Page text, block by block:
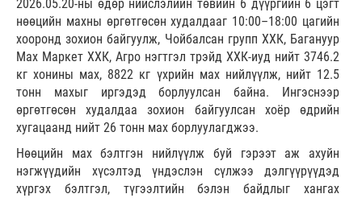
2026.05.20-ны өдөр нийслэлийн төвийн 6 дүүргийн 6 цэгт
нөөцийн махны өргөтгөсөн худалдааг 10:00–18:00 цагийн
хооронд зохион байгуулж, Чойбалсан групп ХХК, Багануур
Мах Маркет ХХК, Агро нэгтгэл трэйд ХХК-иуд нийт 3746.2
кг хонины мах, 8822 кг үхрийн мах нийлүүлж, нийт 12.5
тонн махыг иргэдэд борлуулсан байна. Ингэснээр
өргөтгөсөн худалдаа зохион байгуулсан хоёр өдрийн
хугацаанд нийт 26 тонн мах борлуулагджээ.
Нөөцийн мах бэлтгэн нийлүүлж буй гэрээт аж ахуйн
нэгжүүдийн хүсэлтэд үндэслэн сүлжээ дэлгүүрүүдэд
хүргэх бэлтгэл, түгээлтийн бэлэн байдлыг хангах